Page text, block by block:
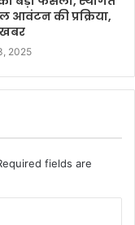
आवंटन की प्रक्रिया,
खबर
2025
fields are